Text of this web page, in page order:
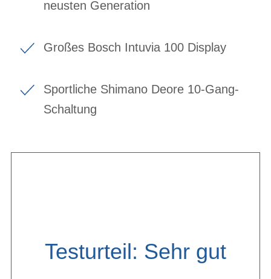
neusten Generation
Großes Bosch Intuvia 100 Display
Sportliche Shimano Deore 10-Gang-
Schaltung
Testurteil: Sehr gut